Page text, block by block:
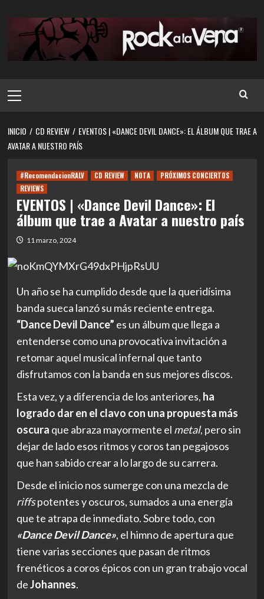
contenido
principal
INICIO CD REVIEW
EVENTOS | «DANCE DEVIL DANCE»: EL ÁLBUM QUE TRAE A
AVATAR A NUESTRO PAÍS
#RecomendacionRALV CD REVIEW NOTA
PRÓXIMOS CONCIERTOS
REVIEWS
EVENTOS | «Dance Devil Dance»: El
álbum que trae a Avatar a nuestro país
11 marzo, 2024
Un año se ha cumplido desde que la queridísima
banda sueca lanzó su más reciente entrega.
“Dance Devil Dance” es un álbum que llega a
entenderse como una provocativa invitación a
retomar aquel musical infernal que tanto
disfrutamos con la banda en sus mejores discos.
Esta vez, y a diferencia de los anteriores, ha
logrado dar en el clavo con una propuesta más
oscura que abraza mayormente el metal, pero sin
dejar de lado esos ritmos y coros tan pegajosos
que han sabido crear a lo largo de su carrera.
Desde el inicio nos sumerge con una mezcla de
riffspotentes y oscuros, sumados a una energía
que te atrapa de inmediato. Sobre todo, con
«Dance Devil Dance», el himno de apertura que
tiene varias secciones que pasan de ritmos
frenéticos a coros épicos con un gran trabajo vocal
deJohannes.